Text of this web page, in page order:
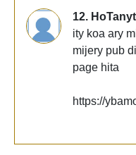
12.
ity koa ary
mijery pub
page hita
https://